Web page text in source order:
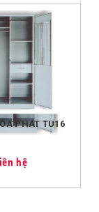
với đơn hàng
vận chuyển cho
PHÁT TU16
hệ